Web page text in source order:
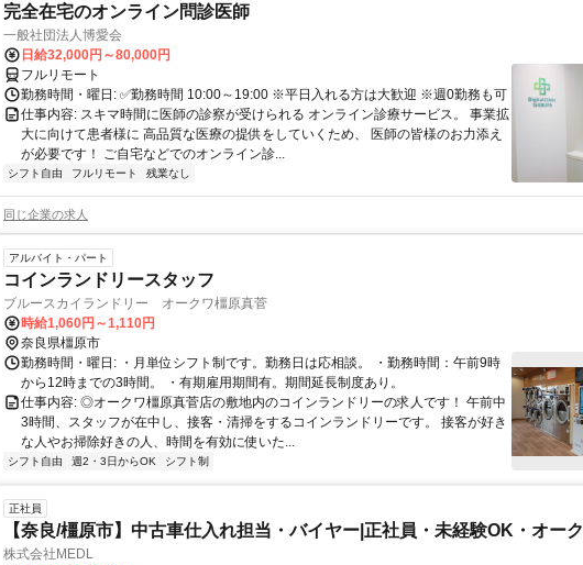
完全在宅のオンライン問診医師
一般社団法人博愛会
日給32,000円～80,000円
フルリモート
勤務時間・曜日: ✅勤務時間 10:00～19:00 ※平日入れる方は大歓迎 ※週0勤務も可
仕事内容: スキマ時間に医師の診察が受けられる オンライン診療サービス。 事業拡
大に向けて患者様に 高品質な医療の提供をしていくため、 医師の皆様のお力添え
が必要です！ ご自宅などでのオンライン診...
シフト自由 フルリモート 残業なし
同じ企業の求人
アルバイト・パート
コインランドリースタッフ
ブルースカイランドリー オークワ橿原真菅
時給1,060円～1,110円
奈良県橿原市
勤務時間・曜日: ・月単位シフト制です。勤務日は応相談。 ・勤務時間：午前9時
から12時までの3時間。 ・有期雇用期間有。期間延長制度あり。
仕事内容: ◎オークワ橿原真菅店の敷地内のコインランドリーの求人です！ 午前中
3時間、スタッフが在中し、接客・清掃をするコインランドリーです。 接客が好き
な人やお掃除好きの人、時間を有効に使いた...
シフト自由 週2・3日からOK シフト制
正社員
【奈良/橿原市】中古車仕入れ担当・バイヤー|正社員・未経験OK・オー
株式会社MEDL